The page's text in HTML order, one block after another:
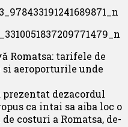
Romatsa: tarifele de
aeroporturile unde
entat dezacordul
ca intai sa aiba loc o
costuri a Romatsa, de-